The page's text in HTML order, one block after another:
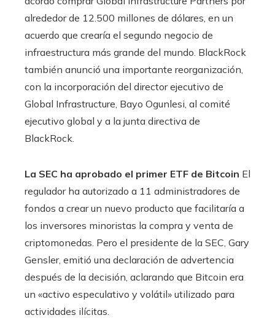
alrededor de 12.500 millones de dólares, en un
acuerdo que crearía el segundo negocio de
infraestructura más grande del mundo. BlackRock
también anunció una importante reorganización,
con la incorporación del director ejecutivo de
Global Infrastructure, Bayo Ogunlesi, al comité
ejecutivo global y a la junta directiva de
BlackRock.
La SEC ha aprobado el primer ETF de Bitcoin El
regulador ha autorizado a 11 administradores de
fondos a crear un nuevo producto que facilitaría a
los inversores minoristas la compra y venta de
criptomonedas. Pero el presidente de la SEC, Gary
Gensler, emitió una declaración de advertencia
después de la decisión, aclarando que Bitcoin era
un «activo especulativo y volátil» utilizado para
actividades ilícitas.